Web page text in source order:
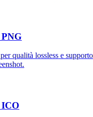
qualità lossless e